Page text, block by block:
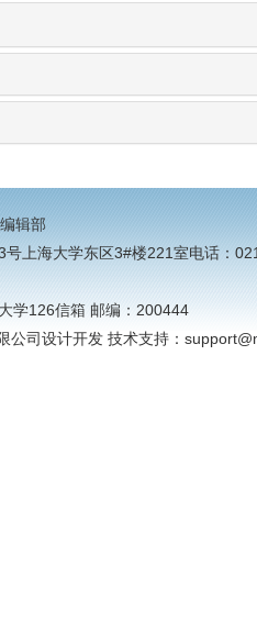
辑部
号上海大学东区3#楼221室电话
学126信箱 邮编：200444
公司设计开发 技术支持：